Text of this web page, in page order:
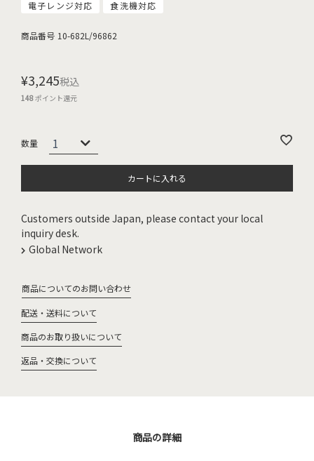
電子レンジ対応 食洗機対応
商品番号 10-682L/96862
¥3,245税込
148ポイント還元
カートに入れる
Customers outside Japan, please contact your local
inquiry desk.
Global Network
商品についてのお問い合わせ
配送・送料について
商品のお取り扱いについて
返品・交換について
商品の詳細